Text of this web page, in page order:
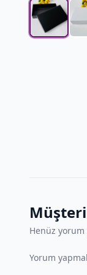
Henüz yorum
Yorum